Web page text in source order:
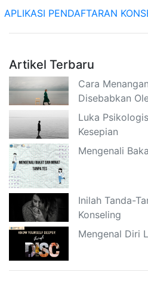
APLIKASI PENDAFTARAN
Artikel Terbaru
Cara
Disebabkan
Luka
Kesepian
Mengenali
Inilah Tanda-
Konseling
Mengenal Diri